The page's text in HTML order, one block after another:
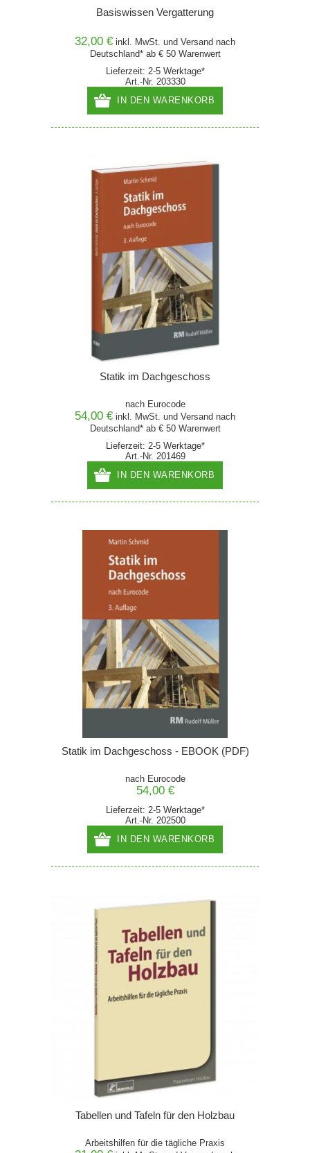
Basiswissen Vergatterung
32,00 € inkl. MwSt. und Versand nach
Deutschland* ab € 50 Warenwert
Lieferzeit: 2-5 Werktage*
Art.-Nr. 203330
IN DEN WARENKORB
Statik im Dachgeschoss
nach Eurocode
54,00 € inkl. MwSt. und Versand nach
Deutschland* ab € 50 Warenwert
Lieferzeit: 2-5 Werktage*
Art.-Nr. 201469
IN DEN WARENKORB
Statik im Dachgeschoss - EBOOK (PDF)
nach Eurocode
54,00 €
Lieferzeit: 2-5 Werktage*
Art.-Nr. 202500
IN DEN WARENKORB
Tabellen und Tafeln für den Holzbau
Arbeitshilfen für die tägliche Praxis